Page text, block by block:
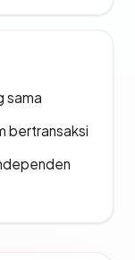
sama
bertransaksi